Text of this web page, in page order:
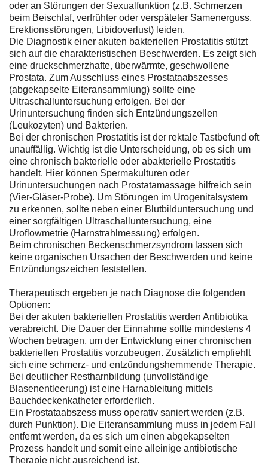
oder an Störungen der Sexualfunktion (z.B. Schmerzen
beim Beischlaf, verfrühter oder verspäteter Samenerguss,
Erektionsstörungen, Libidoverlust) leiden.
Die Diagnostik einer akuten bakteriellen Prostatitis stützt
sich auf die charakteristischen Beschwerden. Es zeigt sich
eine druckschmerzhafte, überwärmte, geschwollene
Prostata. Zum Ausschluss eines Prostataabszesses
(abgekapselte Eiteransammlung) sollte eine
Ultraschalluntersuchung erfolgen. Bei der
Urinuntersuchung finden sich Entzündungszellen
(Leukozyten) und Bakterien.
Bei der chronischen Prostatitis ist der rektale Tastbefund oft
unauffällig. Wichtig ist die Unterscheidung, ob es sich um
eine chronisch bakterielle oder abakterielle Prostatitis
handelt. Hier können Spermakulturen oder
Urinuntersuchungen nach Prostatamassage hilfreich sein
(Vier-Gläser-Probe). Um Störungen im Urogenitalsystem
zu erkennen, sollte neben einer Blutbilduntersuchung und
einer sorgfältigen Ultraschalluntersuchung, eine
Uroflowmetrie (Harnstrahlmessung) erfolgen.
Beim chronischen Beckenschmerzsyndrom lassen sich
keine organischen Ursachen der Beschwerden und keine
Entzündungszeichen feststellen.
Therapeutisch ergeben je nach Diagnose die folgenden
Optionen:
Bei der akuten bakteriellen Prostatitis werden Antibiotika
verabreicht. Die Dauer der Einnahme sollte mindestens 4
Wochen betragen, um der Entwicklung einer chronischen
bakteriellen Prostatitis vorzubeugen. Zusätzlich empfiehlt
sich eine schmerz- und entzündungshemmende Therapie.
Bei deutlicher Restharnbildung (unvollständige
Blasenentleerung) ist eine Harnableitung mittels
Bauchdeckenkatheter erforderlich.
Ein Prostataabszess muss operativ saniert werden (z.B.
durch Punktion). Die Eiteransammlung muss in jedem Fall
entfernt werden, da es sich um einen abgekapselten
Prozess handelt und somit eine alleinige antibiotische
Therapie nicht ausreichend ist.